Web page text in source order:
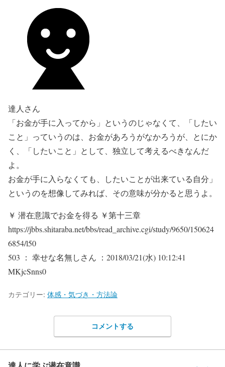
達人さん
「お金が手に入ってから」というのじゃなくて、「したい
こと」っていうのは、お金があろうがなかろうが、とにか
く、「したいこと」として、独立して考えるべきなんだ
よ。
お金が手に入らなくても、したいことが出来ている自分」
というのを想像してみれば、その意味が分かると思うよ。
￥ 潜在意識でお金を得る ￥第十三章
https://jbbs.shitaraba.net/bbs/read_archive.cgi/study/9650/150624
6854/l50
503 ： 幸せな名無しさん ：2018/03/21(水) 10:12:41
MKjcSnns0
カテゴリー: 体感・気づき・方法論
コメントする